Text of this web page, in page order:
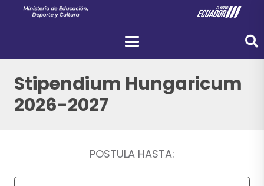
Stipendium Hungaricum
2026-2027
POSTULA HASTA: